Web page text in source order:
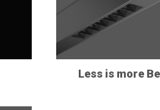
Less is more